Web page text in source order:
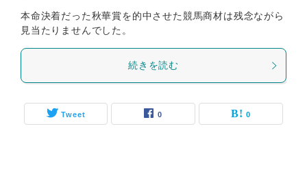
本命決着だった秋華賞を的中させた競馬商材は残念ながら
見当たりませんでした。
続きを読む
Tweet 0 0